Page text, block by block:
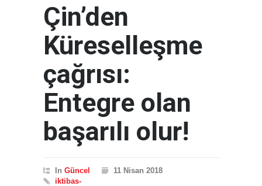
Çin’den
Küreselleşme
çağrısı:
Entegre olan
başarılı olur!
In Güncel
11 Nisan 2018
iktibas-